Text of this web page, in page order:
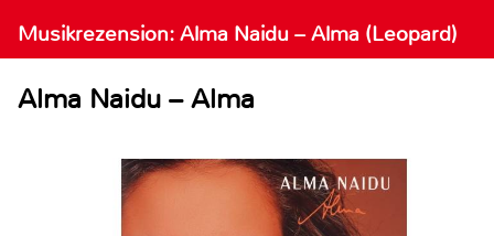
Musikrezension: Alma Naidu – Alma (Leopard)
Alma Naidu – Alma